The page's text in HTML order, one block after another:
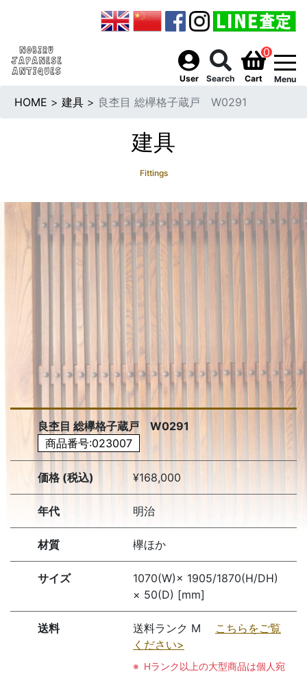
User Search
0
Cart Menu
HOME > 建具 > 良杢目 総欅格子蔵戸 W0291
建具
Fittings
良杢目 総欅格子蔵戸 W0291
商品番号:023007
価格 (税込) ¥168,000
年代 明治
材質 欅ほか
サイズ
1070(W)× 1905/1870(H/DH)
× 50(D) [mm]
送料 送料ランク M こちらをご覧
ください>
Hランク以上の大型商品は個人宛